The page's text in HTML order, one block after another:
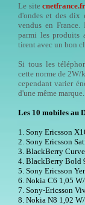
Le sitecnetfrance.fr
d'ondes et des dix
vendus en
parmi les produits
tirent avec un bon
Si tous les
cette norme de 2W/
cependant varier
d'une même marque.
Les 10 mobiles au
1. Sony Ericsson
2. Sony Ericsson
3. BlackBerry
4. BlackBerry Bold
5. Sony Ericsson
6. Nokia C6 1,05
7. Sony-Ericsson
8. Nokia N8 1,02